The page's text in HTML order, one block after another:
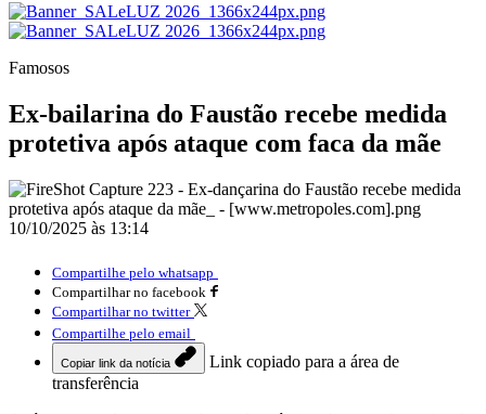
Famosos
Ex-bailarina do Faustão recebe medida
protetiva após ataque com faca da mãe
10/10/2025 às 13:14
Compartilhe pelo whatsapp
Compartilhar no facebook
Compartilhar no twitter
Compartilhe pelo email
Copiar link da notícia
Link copiado para a área de
transferência